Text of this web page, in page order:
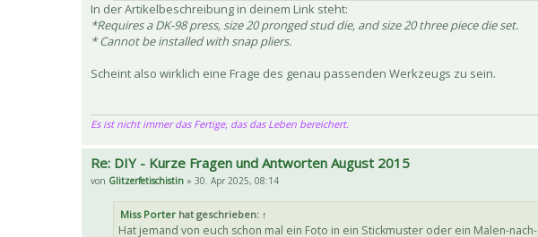
In der Artikelbeschreibung in deinem Link steht:
*Requires a DK-98 press, size 20 pronged stud die, and size 20 three piece die set.
* Cannot be installed with snap pliers.
Scheint also wirklich eine Frage des genau passenden Werkzeugs zu sein.
Es ist nicht immer das Fertige, das das Leben bereichert.
Re: DIY - Kurze Fragen und Antworten August 2015
von Glitzerfetischistin » 30. Apr 2025, 08:14
Miss Porter hat geschrieben: ↑
Hat jemand von euch schon mal ein Foto in ein Stickmuster oder ein Malen-